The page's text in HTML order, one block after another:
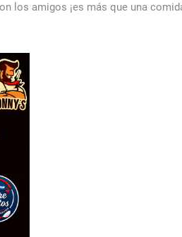
los amigos ¡es más que una